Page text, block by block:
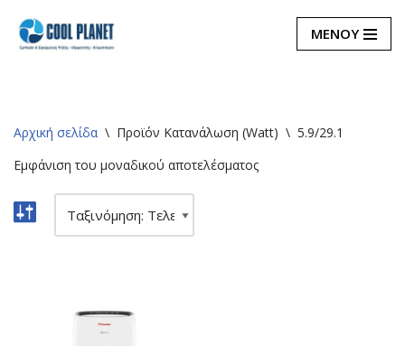
Μεταπηδήστε
ΜΕΝΟΥ
Αρχική σελίδα \ Προϊόν Κατανάλωση (Watt) \ 5.9/29.1
Εμφάνιση του μοναδικού αποτελέσματος